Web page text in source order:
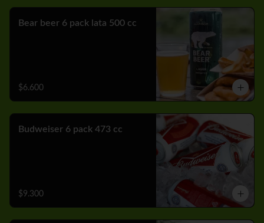
Bear beer 6 pack lata 500 cc
$6.600
Budweiser 6 pack 473 cc
$9.300